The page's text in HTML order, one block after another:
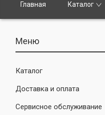
Главная Каталог
Каталог
Доставка и оплата
Сервисное обслуживание